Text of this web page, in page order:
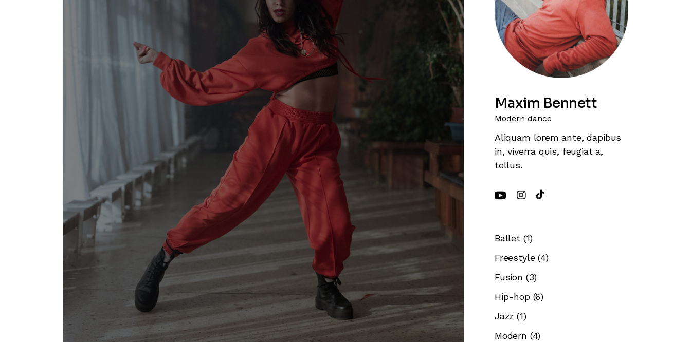
Maxim Bennett
Modern dance
Aliquam lorem ante, dapibus
in, viverra quis, feugiat a,
tellus.
Ballet(1)
Freestyle(4)
Fusion (3)
Hip-hop(6)
Jazz (1)
Modern (4)